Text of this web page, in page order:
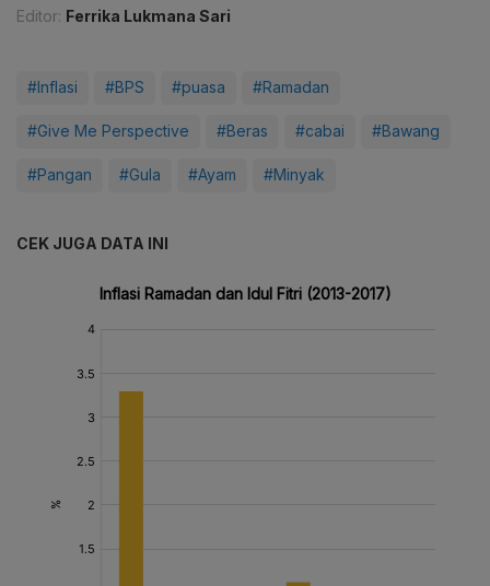
Editor: Ferrika Lukmana Sari
#Inflasi #BPS #puasa #Ramadan
#Give Me Perspective #Beras #cabai #Bawang
#Pangan #Gula #Ayam #Minyak
CEK JUGA DATA INI